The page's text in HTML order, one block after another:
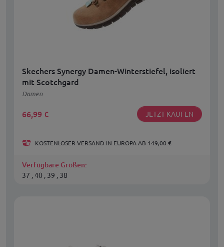
Skechers Synergy Damen-Winterstiefel, isoliert
mit Scotchgard
Damen
66,99 € JETZT KAUFEN
KOSTENLOSER VERSAND IN EUROPA AB 149,00 €
Verfügbare Größen:
37 , 40 , 39 , 38